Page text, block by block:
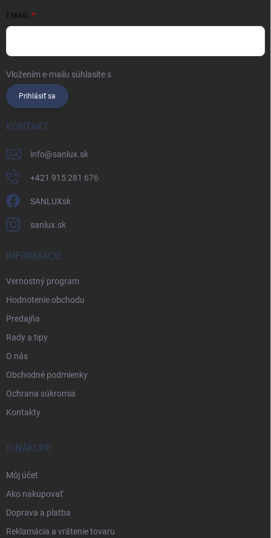
EMAIL
Vložením e-mailu súhlasíte s
Prihlásiť sa
KONTAKT
info@sanlux.sk
+421 915 281 676
SANLUXsk
sanlux.sk
INFORMÁCIE
Vernostný program
Hodnotenie obchodu
Predajňa
Rady a tipy
O nás
Obchodné podmienky
Ochrana súkromia
Kontakty
O NÁKUPE
Môj účet
Ako nakupovať
Doprava a platba
Reklamácia a vrátenie tovaru